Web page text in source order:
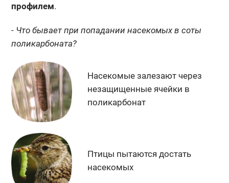
профилем.
- Что бывает при попадании насекомых в соты
поликарбоната?
Насекомые залезают через
незащищенные ячейки в
поликарбонат
Птицы пытаются достать
насекомых